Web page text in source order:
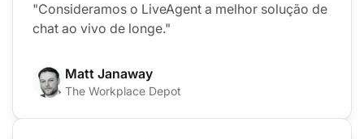
"Consideramos o LiveAgent a melhor solução de
chat ao vivo de longe."
Matt Janaway
The Workplace Depot